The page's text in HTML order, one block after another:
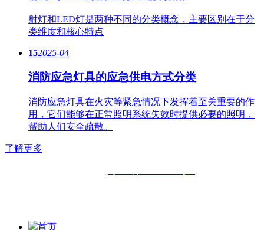
射灯和LED灯是两种不同的分类概念，主要区别在于分
类维度和核心特点
152025-04
消防应急灯具的应急供电方式分类
消防应急灯具在火灾等紧急情况下发挥着至关重要的作
用，它们能够在正常照明系统失效时提供必要的照明，
帮助人们安全疏散。
了解更多
首页